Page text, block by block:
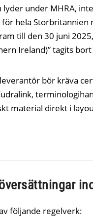
under MHRA,
hela Storbritannien
till den 30 juni
Ireland)” tagits
bör kräva
material direkt i
följande regelverk: